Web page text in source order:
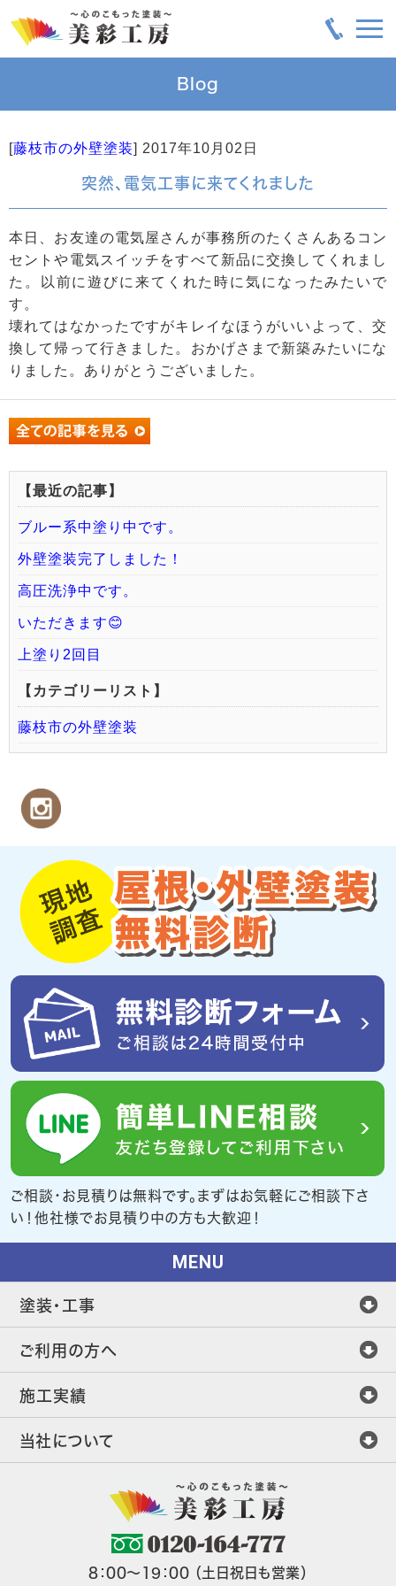
Blog
[藤枝市の外壁塗装] 2017年10月02日
突然、電気工事に来てくれました
本日、お友達の電気屋さんが事務所のたくさんあるコン
セントや電気スイッチをすべて新品に交換してくれまし
た。以前に遊びに来てくれた時に気になったみたいで
す。
壊れてはなかったですがキレイなほうがいいよって、交
換して帰って行きました。おかげさまで新築みたいにな
りました。ありがとうございました。
【最近の記事】
ブルー系中塗り中です。
外壁塗装完了しました！
高圧洗浄中です。
いただきます😊
上塗り2回目
【カテゴリーリスト】
藤枝市の外壁塗装
ご相談・お見積りは無料です。まずはお気軽にご相談下さ
い！他社様でお見積り中の方も大歓迎！
MENU
塗装・工事
ご利用の方へ
施工実績
当社について
8：00～19：00 （土日祝日も営業）